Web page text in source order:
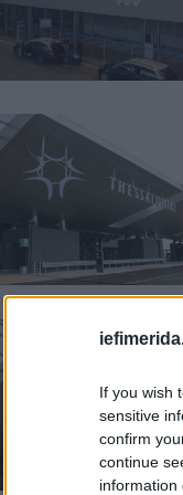
If you wish
sensitive
confirm
continue
information